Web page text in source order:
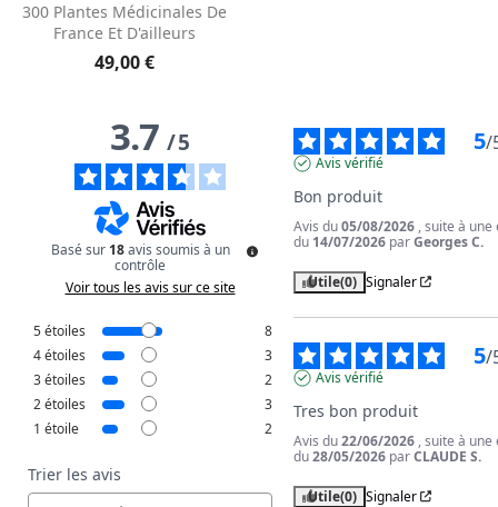
300 Plantes Médicinales De
France Et D'ailleurs
49,00 €
3.7/5
Basé sur 18 avis soumis à un
contrôle
Voir tous les avis sur ce site
5étoiles
8
4étoiles
3
3étoiles
2
2étoiles
3
1 étoile 2
Trier les avis
5/
Avis vérifié
Bon produit
Avis du05/08/2026 , suite à
du 14/07/2026 parGeorges C.
Utile(0) Signaler
5/
Avis vérifié
Tres bon produit
Avis du22/06/2026 , suite à
du28/05/2026 parCLAUDE S.
Utile(0) Signaler